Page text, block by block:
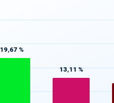
19,67 %
13,11 %